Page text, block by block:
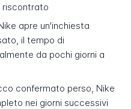
apre un'inchiesta
il tempo di
da pochi giorni a
confermato perso, Nike
nei giorni successivi